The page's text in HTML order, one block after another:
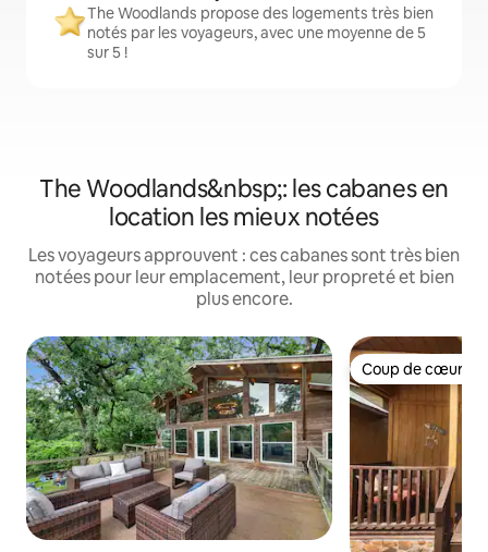
The Woodlands propose des logements très bien
notés par les voyageurs, avec une moyenne de 5
sur 5 !
The Woodlands&nbsp;: les cabanes en
location les mieux notées
Les voyageurs approuvent : ces cabanes sont très bien
notées pour leur emplacement, leur propreté et bien
plus encore.
Coup de cœur
Coup de cœur